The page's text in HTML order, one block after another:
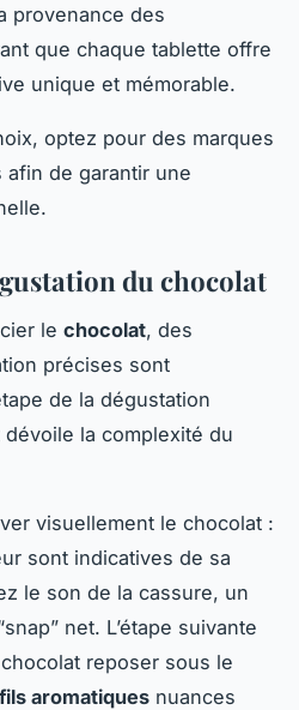
provenance des
que chaque tablette offre
unique et mémorable.
optez pour des marques
de garantir une
du chocolat
le chocolat, des
précises sont
de la dégustation
la complexité du
visuellement le chocolat :
sont indicatives de sa
le son de la cassure, un
net. L’étape suivante
reposer sous le
aromatiques nuances